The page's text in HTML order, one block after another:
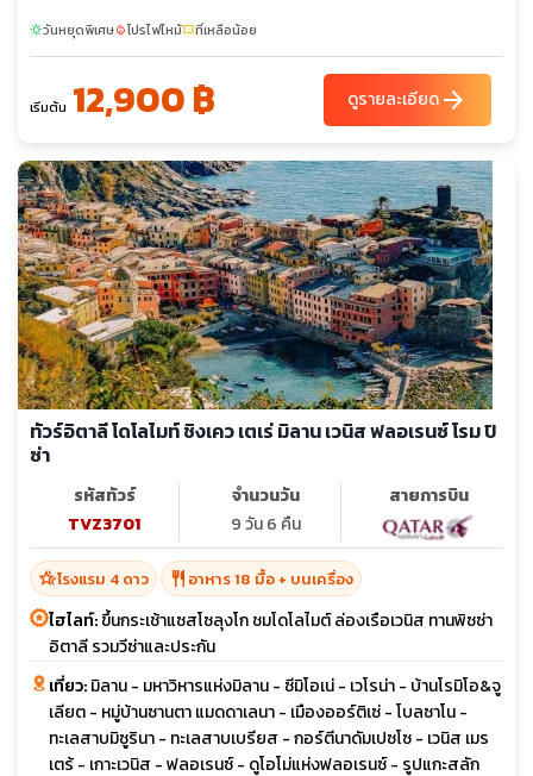
sunnyวันหยุดพิเศษlocal_fire_departmentโปรไฟไหม้confirmation_numberที่เหลือน้อย
เริ่มต้น 12,900 ฿ ดูรายละเอียดarrow_forward
ทัวร์อิตาลี โดโลไมท์ ชิงเคว เตเร่ มิลาน เวนิส ฟลอเรนซ์ โรม ปิ
ซ่า
รหัสทัวร์
TVZ3701
จำนวนวัน
9 วัน 6 คืน
สายการบิน
hotel_classโรงแรม 4 ดาว restaurant อาหาร 18 มื้อ + บนเครื่อง
ไฮไลท์:ขึ้นกระเช้าแซสโซลุงโก ชมโดโลไมต์ ล่องเรือเวนิส ทานพิซซ่า
อิตาลี รวมวีซ่าและประกัน
เที่ยว:มิลาน - มหาวิหารแห่งมิลาน - ซีมิโอเน่ - เวโรน่า - บ้านโรมิโอ&จู
เลียต - หมู่บ้านซานตา แมดดาเลนา - เมืองออร์ติเซ่ - โบลซาโน -
ทะเลสาบมิซูรินา - ทะเลสาบเบรียส - กอร์ตีนาดัมเปซโซ - เวนิส เมร
เตร้ - เกาะเวนิส - ฟลอเรนซ์ - ดูโอโม่แห่งฟลอเรนซ์ - รูปแกะสลัก